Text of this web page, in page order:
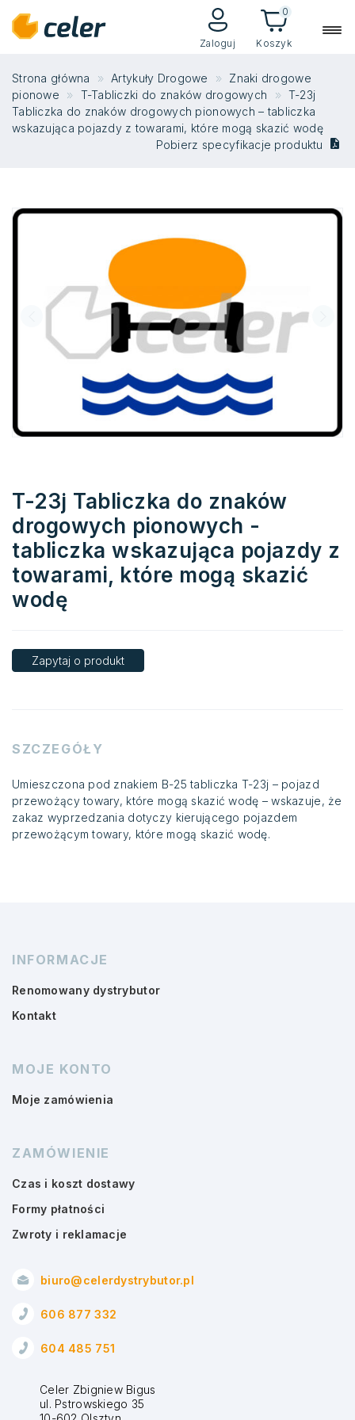
Zaloguj Koszyk
0
Strona główna Artykuły Drogowe
Znaki drogowe
pionowe
T-Tabliczki do znaków drogowych
T-23j
Tabliczka do znaków drogowych pionowych – tabliczka
wskazująca pojazdy z towarami, które mogą skazić wodę
Pobierz specyfikacje produktu
T-23j Tabliczka do znaków
drogowych pionowych -
tabliczka wskazująca pojazdy z
towarami, które mogą skazić
wodę
Zapytaj o produkt
SZCZEGÓŁY
Umieszczona pod znakiem B-25 tabliczka T-23j – pojazd
przewożący towary, które mogą skazić wodę – wskazuje, że
zakaz wyprzedzania dotyczy kierującego pojazdem
przewożącym towary, które mogą skazić wodę.
INFORMACJE
Renomowany dystrybutor
Kontakt
MOJE KONTO
Moje zamówienia
ZAMÓWIENIE
Czas i koszt dostawy
Formy płatności
Zwroty i reklamacje
biuro@celerdystrybutor.pl
606 877 332
604 485 751
Celer Zbigniew Bigus
ul. Pstrowskiego 35